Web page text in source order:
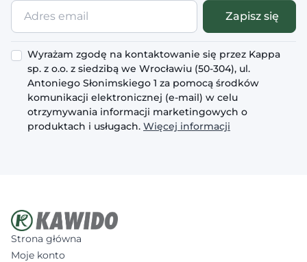
Adres
email
Zapisz się
Wyrażam zgodę na kontaktowanie się przez Kappa
sp. z o.o. z siedzibą we Wrocławiu (50-304), ul.
Antoniego Słonimskiego 1 za pomocą środków
komunikacji elektronicznej (e-mail) w celu
otrzymywania informacji marketingowych o
produktach i usługach. Więcej informacji
Strona główna
Moje konto